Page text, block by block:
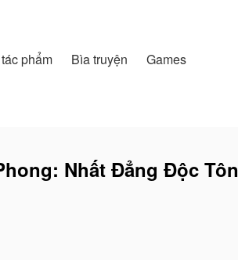
phẩm Bìa truyện Games
Nhất Đẳng Độc Tôn